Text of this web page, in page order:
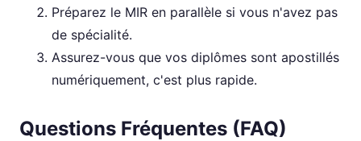
Préparez le MIR en parallèle si vous n'avez pas
de spécialité.
Assurez-vous que vos diplômes sont apostillés
numériquement, c'est plus rapide.
Questions Fréquentes (FAQ)